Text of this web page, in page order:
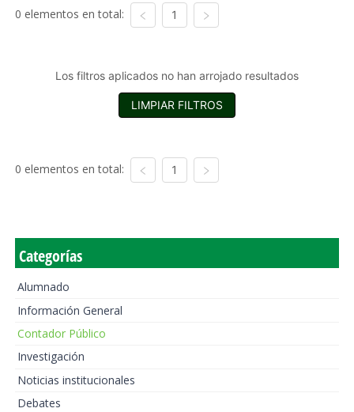
0 elementos en total: 1
Los filtros aplicados no han arrojado resultados
LIMPIAR FILTROS
0 elementos en total: 1
Categorías
Alumnado
Información General
Contador Público
Investigación
Noticias institucionales
Debates